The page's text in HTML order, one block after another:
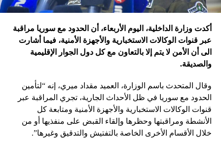
أكدت وزارة الداخلية، اليوم الأربعاء، أن الحدود مع سوريا مراقبة
عبر قنوات الوكالات الاستخبارية والأجهزة الأمنية، فيما أشارت
الى أن الأمن لا يتم إلا بالتعاون مع كل دول الجوار الإقليمية
والصديقة.
وقال المتحدث باسم الوزارة، العميد مقداد ميري، إنه “لتأمين
الحدود مع سوريا في ظل الأحداث الجارية، تجري المراقبة عبر
قنوات الوكالات الاستخبارية والأجهزة الأمنية ومتابعة كل
الأنشطة ومراقبتها وحظرها وإلقاء القبض على منفذيها أو من
خلال الأقسام الأخرى الخاصة بالتفتيش والتدقيق وغيرها”.